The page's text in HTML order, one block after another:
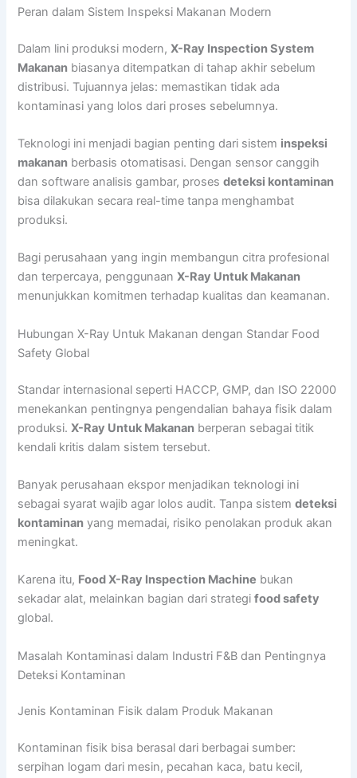
Peran dalam Sistem Inspeksi Makanan Modern
Dalam lini produksi modern,X-Ray Inspection System
Makanan biasanya ditempatkan di tahap akhir sebelum
distribusi. Tujuannya jelas: memastikan tidak ada
kontaminasi yang lolos dari proses sebelumnya.
Teknologi ini menjadi bagian penting dari sistem inspeksi
makanan berbasis otomatisasi. Dengan sensor canggih
dan software analisis gambar, prosesdeteksi kontaminan
bisa dilakukan secara real-time tanpa menghambat
produksi.
Bagi perusahaan yang ingin membangun citra profesional
dan terpercaya, penggunaanX-Ray Untuk Makanan
menunjukkan komitmen terhadap kualitas dan keamanan.
Hubungan X-Ray Untuk Makanan dengan Standar Food
Safety Global
Standar internasional seperti HACCP, GMP, dan ISO 22000
menekankan pentingnya pengendalian bahaya fisik dalam
produksi.X-Ray Untuk Makanan berperan sebagai titik
kendali kritis dalam sistem tersebut.
Banyak perusahaan ekspor menjadikan teknologi ini
sebagai syarat wajib agar lolos audit. Tanpa sistemdeteksi
kontaminan yang memadai, risiko penolakan produk akan
meningkat.
Karena itu, Food X-Ray Inspection Machine bukan
sekadar alat, melainkan bagian dari strategifood safety
global.
Masalah Kontaminasi dalam Industri F&B dan Pentingnya
Deteksi Kontaminan
Jenis Kontaminan Fisik dalam Produk Makanan
Kontaminan fisik bisa berasal dari berbagai sumber:
serpihan logam dari mesin, pecahan kaca, batu kecil,